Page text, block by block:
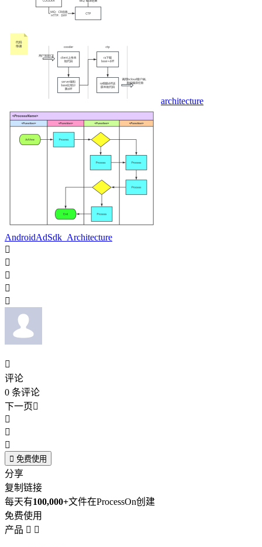
architecture
AndroidAdSdk_Architecture






评论
0 条评论
下一页



 免费使用
分享
复制链接
每天有100,000+文件在ProcessOn创建
免费使用
产品  